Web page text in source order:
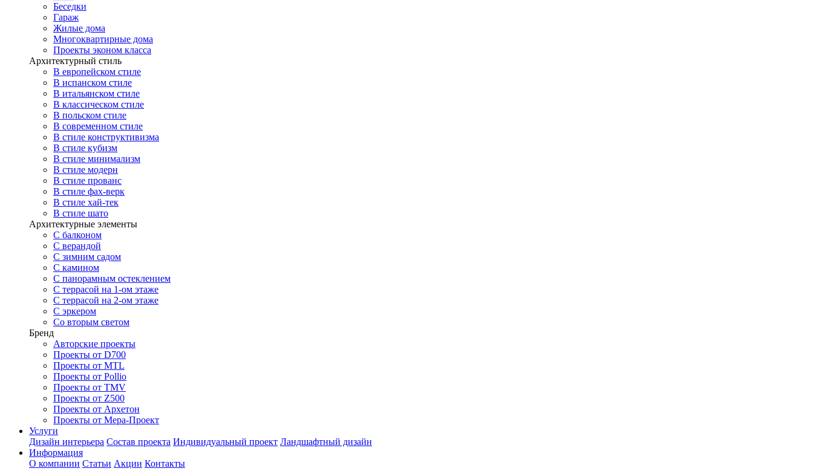
Беседки
Гараж
Жилые дома
Многоквартирные дома
Проекты эконом класса
Архитектурный стиль
В европейском стиле
В испанском стиле
В итальянском стиле
В классическом стиле
В польском стиле
В современном стиле
В стиле конструктивизма
В стиле кубизм
В стиле минимализм
В стиле модерн
В стиле прованс
В стиле фах-верк
В стиле хай-тек
В стиле шато
Архитектурные элементы
С балконом
С верандой
С зимним садом
С камином
С панорамным остеклением
С террасой на 1-ом этаже
С террасой на 2-ом этаже
С эркером
Со вторым светом
Бренд
Авторские проекты
Проекты от D700
Проекты от MTL
Проекты от Pollio
Проекты от TMV
Проекты от Z500
Проекты от Архетон
Проекты от Мера-Проект
Услуги
Дизайн интерьера Состав проекта Индивидуальный проект Ландшафтный дизайн
Информация
О компании Статьи Акции Контакты